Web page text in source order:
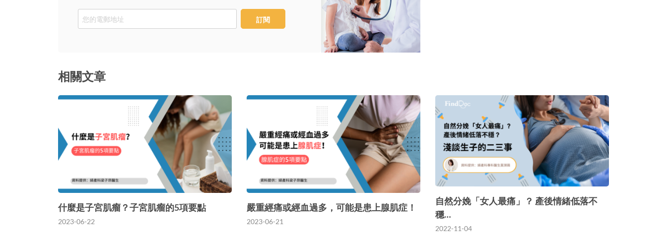
Email
訂閱
相關文章
什麼是子宮肌瘤？子宮肌瘤的5項要點
2023-06-22
嚴重經痛或經血過多，可能是患上腺肌症！
2023-06-21
自然分娩「女人最痛」？ 產後情緒低落不
穩…
2022-11-04